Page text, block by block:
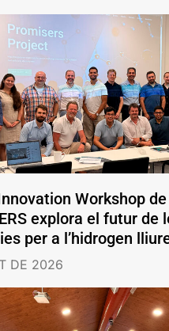
Workshop de
explora el futur de
per a l’hidrogen
DE 2026